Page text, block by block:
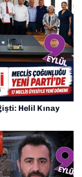
Helil Kınay